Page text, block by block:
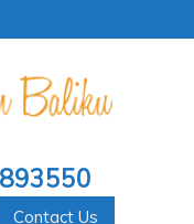
Contact Us